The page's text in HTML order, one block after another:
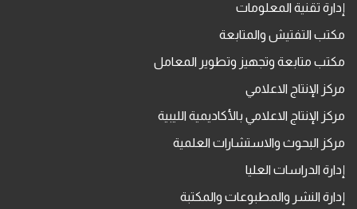
إدارة تقنية المعلومات
مكتب التفتيش والمتابعة
مكتب متابعة وتجهيز وتطوير المعامل
مركز الإنتاج الاعلامي
مركز الإنتاج الاعلامي بالأكاديمية الليبية
مركز البحوث والاستشارات العلمية
إدارة الدراسات العليا
إدارة النشر والمطبوعات والمكتبة